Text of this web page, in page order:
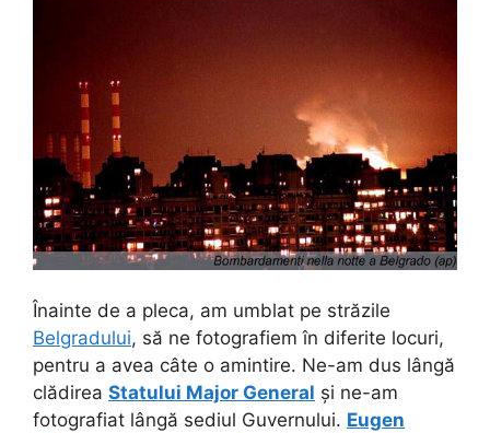
Înainte de a pleca, am umblat pe străzile
Belgradului, să ne fotografiem în diferite locuri,
pentru a avea câte o amintire. Ne-am dus lângă
clădirea Statului Major General și ne-am
fotografiat lângă sediul Guvernului. Eugen